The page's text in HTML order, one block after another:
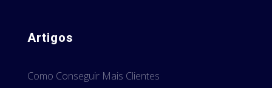
Artigos
Como Conseguir Mais Clientes